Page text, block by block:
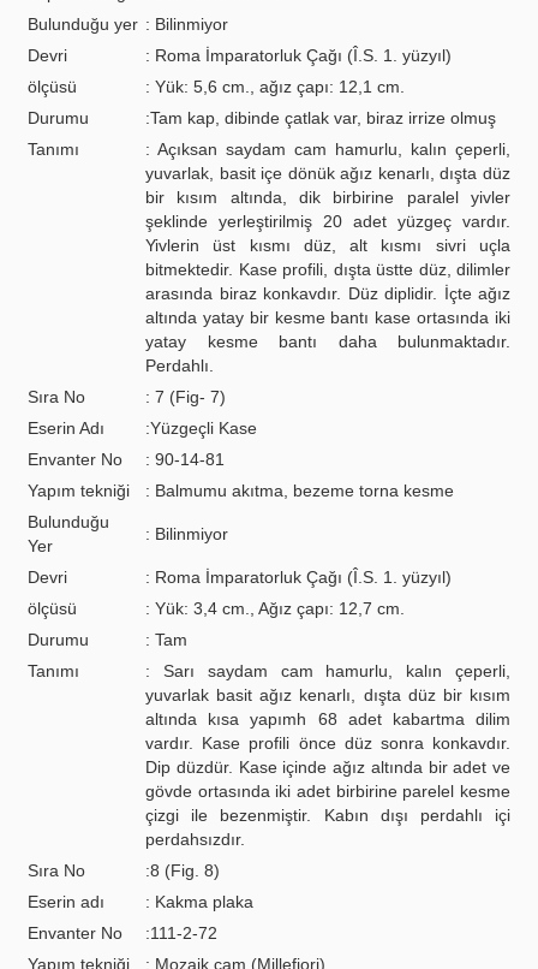
Bulunduğu yer : Bilinmiyor
Devri
: Roma İmparatorluk Çağı (Î.S. 1. yüzyıl)
ölçüsü
: Yük: 5,6 cm., ağız çapı: 12,1 cm.
Durumu
:Tam kap, dibinde çatlak var, biraz irrize olmuş
Tanımı
: Açıksan saydam cam hamurlu, kalın çeperli,
yuvarlak, basit içe dönük ağız kenarlı, dışta düz
bir kısım altında, dik birbirine paralel yivler
şeklinde yerleştirilmiş 20 adet yüzgeç vardır.
Yivlerin üst kısmı düz, alt kısmı sivri uçla
bitmektedir. Kase profili, dışta üstte düz, dilimler
arasında biraz konkavdır. Düz diplidir. İçte ağız
altında yatay bir kesme bantı kase ortasında iki
yatay kesme bantı daha bulunmaktadır.
Perdahlı.
Sıra No
: 7 (Fig- 7)
Eserin Adı
:Yüzgeçli Kase
Envanter No
: 90-14-81
Yapım tekniği
: Balmumu akıtma, bezeme torna kesme
Bulunduğu
Yer
: Bilinmiyor
Devri
: Roma İmparatorluk Çağı (Î.S. 1. yüzyıl)
ölçüsü
: Yük: 3,4 cm., Ağız çapı: 12,7 cm.
Durumu
: Tam
Tanımı
: Sarı saydam cam hamurlu, kalın çeperli,
yuvarlak basit ağız kenarlı, dışta düz bir kısım
altında kısa yapımh 68 adet kabartma dilim
vardır. Kase profili önce düz sonra konkavdır.
Dip düzdür. Kase içinde ağız altında bir adet ve
gövde ortasında iki adet birbirine parelel kesme
çizgi ile bezenmiştir. Kabın dışı perdahlı içi
perdahsızdır.
Sıra No
:8 (Fig. 8)
Eserin adı
: Kakma plaka
Envanter No
:111-2-72
Yapım tekniği
: Mozaik cam (Millefiori)